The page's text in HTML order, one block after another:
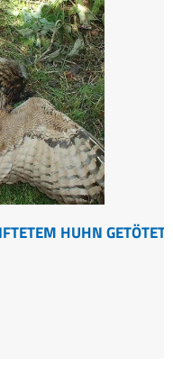
HUHN GETÖTET